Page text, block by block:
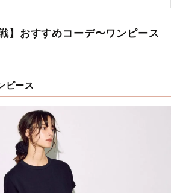
」
】おすすめコーデ〜ワンピース
ピース